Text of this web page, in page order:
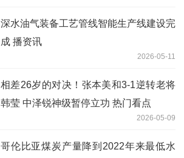
深水油气装备工艺管线智能生产线建设完
成 播资讯
2026-05-11
相差26岁的对决！张本美和3-1逆转老将
韩莹 中泽锐神级暂停立功 热门看点
2026-05-09
哥伦比亚煤炭产量降到2022年来最低水